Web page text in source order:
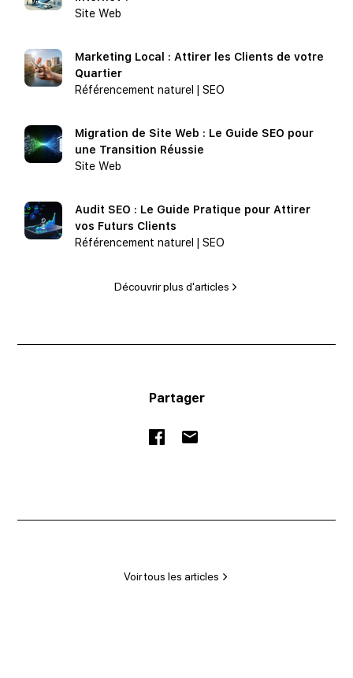
Site Web
Marketing Local : Attirer les Clients de votre
Quartier
Référencement naturel | SEO
Migration de Site Web : Le Guide SEO pour
une Transition Réussie
Site Web
Audit SEO : Le Guide Pratique pour Attirer
vos Futurs Clients
Référencement naturel | SEO
Découvrir plus d'articles
Partager
Voir tous les articles